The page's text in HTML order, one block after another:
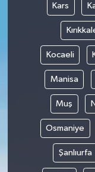
Kars
Kocaeli
Manisa
Muş
Osmaniye
Şanlıurfa